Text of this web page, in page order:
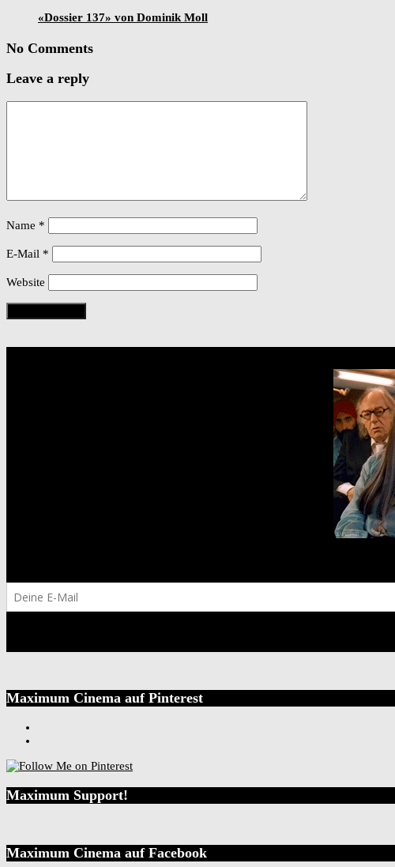
«Dossier 137» von Dominik Moll
No Comments
Leave a reply
Name *
E-Mail *
Website
Maximum Cinema auf Pinterest
Maximum Support!
Maximum Cinema auf Facebook